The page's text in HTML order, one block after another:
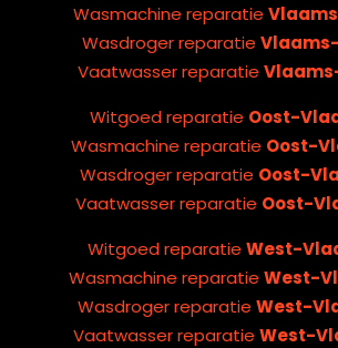
Wasmachine reparatie
Wasdroger reparatie
Vaatwasser reparatie
Witgoed reparatie Oost-
Wasmachine reparatie Oost-
Wasdroger reparatie Oost-
Vaatwasser reparatie Oost-
Witgoed reparatie West-
Wasmachine reparatieWest-
Wasdroger reparatie West-
Vaatwasser reparatieWest-